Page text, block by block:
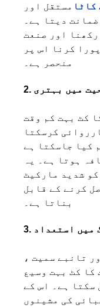
کاٹا مستقل اور
دیتا ہے۔
اور صنعت
کرنا اس پر
منحصر ہے۔
میں بہتری
کٹ بہت کم وقت
کرسکتا
کیا جاسکتا ہے
ہوتا ہے۔ یہ
شدید مارکیٹ
کرنے کے قابل
بناتا ہے۔
میں استعداد
تانبے سمیت ،
کا کٹ بہت وسیع
سکتا ہے۔ اس کے
کی مشینوں